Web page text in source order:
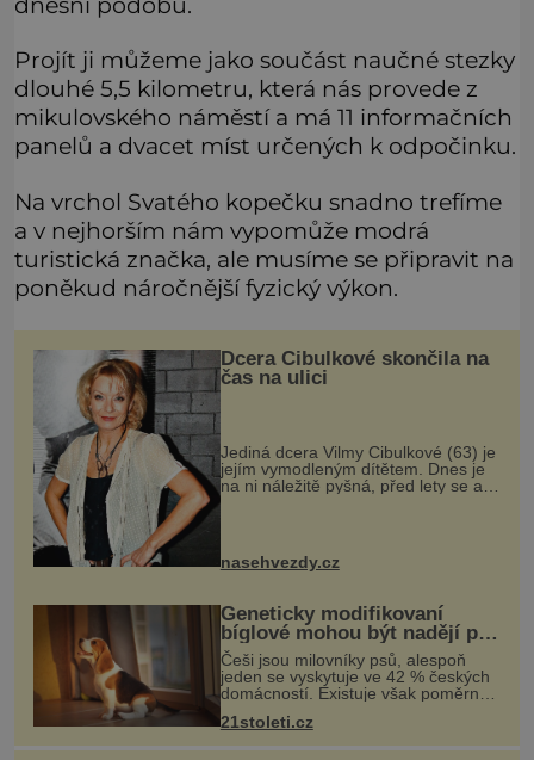
Projít ji můžeme jako součást naučné stezky
dlouhé 5,5 kilometru, která nás provede z
mikulovského náměstí a má 11 informačních
panelů a dvacet míst určených k odpočinku.
Na vrchol Svatého kopečku snadno trefíme
a v nejhorším nám vypomůže modrá
turistická značka, ale musíme se připravit na
poněkud náročnější fyzický výkon.
Dcera Cibulkové skončila na
čas na ulici
Jediná dcera Vilmy Cibulkové (63) je
jejím vymodleným dítětem. Dnes je
na ni náležitě pyšná, před lety se ale
kvůli ní topila v zoufalství, protože
nasehvezdy.cz
Geneticky modifikovaní
bíglové mohou být nadějí pro
alergiky
Češi jsou milovníky psů, alespoň
jeden se vyskytuje ve 42 % českých
domácností. Existuje však poměrně
pořídili, ale nemohou, protože jsou
alergičtí. Jejich imu
21stoleti.cz